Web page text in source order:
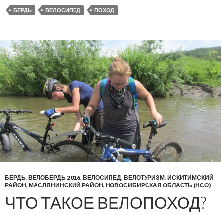
БЕРДЬ ВЕЛОСИПЕД ПОХОД
БЕРДЬ, ВЕЛОБЕРДЬ 2016, ВЕЛОСИПЕД, ВЕЛОТУРИЗМ, ИСКИТИМСКИЙ
РАЙОН, МАСЛЯНИНСКИЙ РАЙОН, НОВОСИБИРСКАЯ ОБЛАСТЬ (НСО)
ЧТО ТАКОЕ ВЕЛОПОХОД?